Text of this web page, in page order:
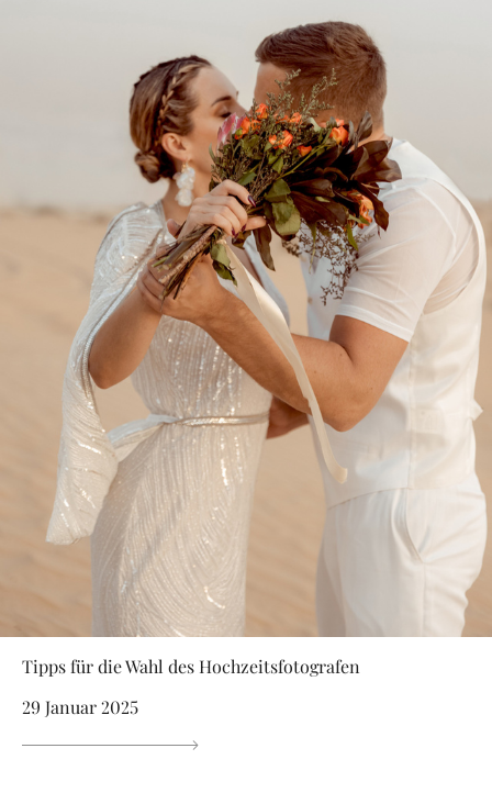
Tipps für die Wahl des Hochzeitsfotografen
29 Januar 2025